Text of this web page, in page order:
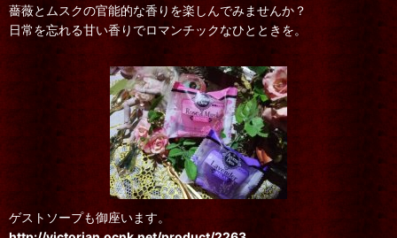
薔薇とムスクの官能的な香りを楽しんでみませんか？
日常を忘れる甘い香りでロマンチックなひとときを。
ゲストソープも御座います。